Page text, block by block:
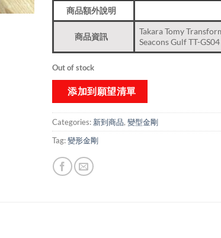
商品額外說明
商品資訊
Takara Tomy
Seacons Gulf TT-
Out of stock
添加到願望清單
Categories: 新到商品​, 變型金剛
Tag:變形金剛